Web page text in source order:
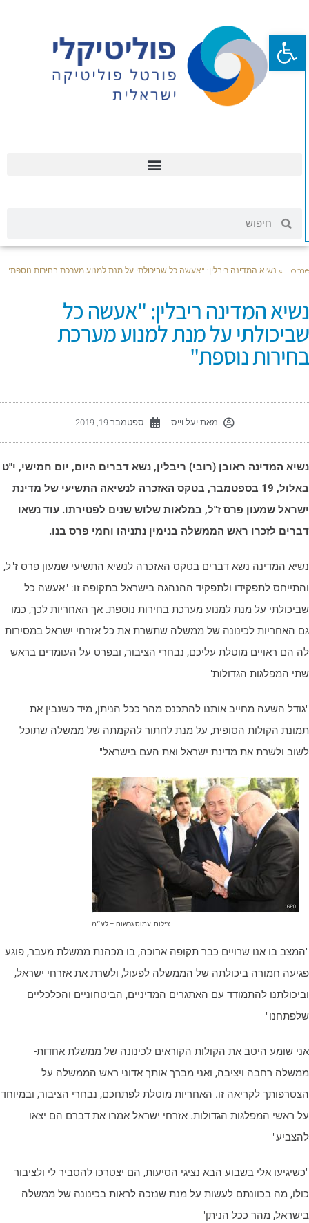
»נשיא המדינה ריבלין: "אעשה כל שביכולתי על מנת למנוע מערכת בחירות נוספת"
המדינה ריבלין: "אעשה כל
על מנת למנוע מערכת
נוספת"
מאתיעל וייס ספטמבר 19, 2019
המדינה ראובן (רובי) ריבלין, נשא דברים היום, יום חמישי, י"ט
באלול, 19 בספטמבר, בטקס האזכרה לנשיאה התשיעי של מדינת
שמעון פרס ז"ל, במלאות שלוש שנים לפטירתו. עוד נשאו
לזכרו ראש הממשלה בנימין נתניהו וחמי פרס בנו.
המדינה נשא דברים בטקס האזכרה לנשיא התשיעי שמעון פרס ז"ל,
לתפקידו ולתפקיד ההנהגה בישראל בתקופה זו: "אעשה כל
על מנת למנוע מערכת בחירות נוספת. אך האחריות לכך, כמו
האחריות לכינונה של ממשלה שתשרת את כל אזרחי ישראל במסירות
הם ראויים מוטלת עליכם, נבחרי הציבור, ובפרט על העומדים בראש
המפלגות הגדולות"
השעה מחייב אותנו להתכנס מהר ככל הניתן, מיד כשנבין את
הקולות הסופית, על מנת לחתור להקמתה של ממשלה שתוכל
ולשרת את מדינת ישראל ואת העם בישראל"
צילום: עמוס גרשום – לע״מ
בו אנו שרויים כבר תקופה ארוכה, בו מכהנת ממשלת מעבר, פוגע
חמורה ביכולתה של הממשלה לפעול, ולשרת את אזרחי ישראל,
להתמודד עם האתגרים המדיניים, הביטחוניים והכלכליים
שומע היטב את הקולות הקוראים לכינונה של ממשלת אחדות-
רחבה ויציבה, ואני מברך אותך אדוני ראש הממשלה על
לקריאה זו. האחריות מוטלת לפתחכם, נבחרי הציבור, ובמיוחד
ראשי המפלגות הגדולות. אזרחי ישראל אמרו את דברם הם יצאו
אלי בשבוע הבא נציגי הסיעות, הם יצטרכו להסביר לי ולציבור
מה בכוונתם לעשות על מנת שנזכה לראות בכינונה של ממשלה
מהר ככל הניתן"
פתח סרגל נגישות